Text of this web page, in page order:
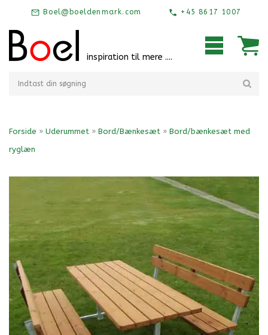
+45 8617 1007
Boel@boeldenmark.com
inspiration til mere ....
Forside » Uderummet » Bord/Bænkesæt » Bord/bænkesæt med
ryglæn